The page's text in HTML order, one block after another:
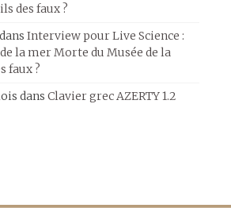
des faux ?
dans Interview pour Live Science :
la mer Morte du Musée de la
faux ?
dans Clavier grec AZERTY 1.2